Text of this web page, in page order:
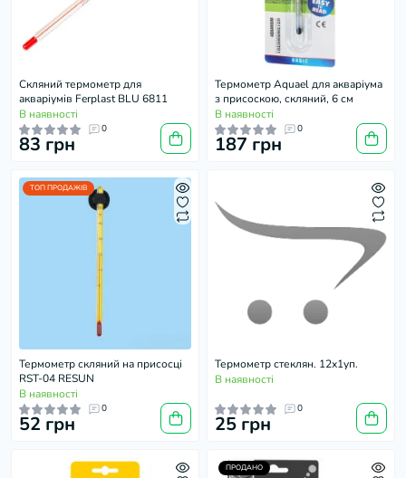
Скляний термометр для
акваріумів Ferplast BLU 6811
В наявності
0
83 грн
Термометр Aquael для акваріума
з присоскою, скляний, 6 см
В наявності
0
187 грн
ТОП ПРОДАЖІВ
Термометр скляний на присосці
RST-04 RESUN
В наявності
0
52 грн
Термометр стеклян. 12х1уп.
В наявності
0
25 грн
ПРОДАНО